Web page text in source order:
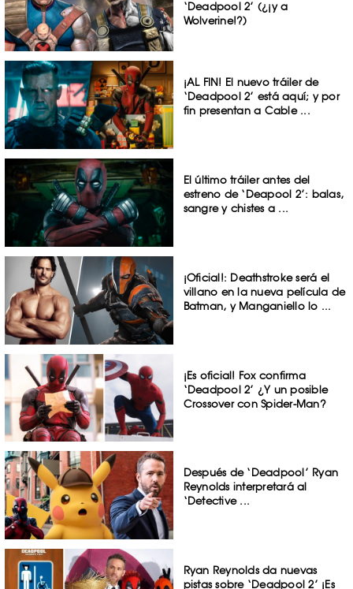
‘Deadpool 2’ (¿¡y a
Wolverine!?)
¡AL FIN! El nuevo tráiler de
‘Deadpool 2’ está aquí; y por
fin presentan a Cable ...
El último tráiler antes del
estreno de ‘Deapool 2’: balas,
sangre y chistes a ...
¡Oficial!: Deathstroke será el
villano en la nueva película de
Batman, y Manganiello lo ...
¡Es oficial! Fox confirma
‘Deadpool 2’ ¿Y un posible
Crossover con Spider-Man?
Después de ‘Deadpool’ Ryan
Reynolds interpretará al
‘Detective ...
Ryan Reynolds da nuevas
pistas sobre ‘Deadpool 2’ ¡Es